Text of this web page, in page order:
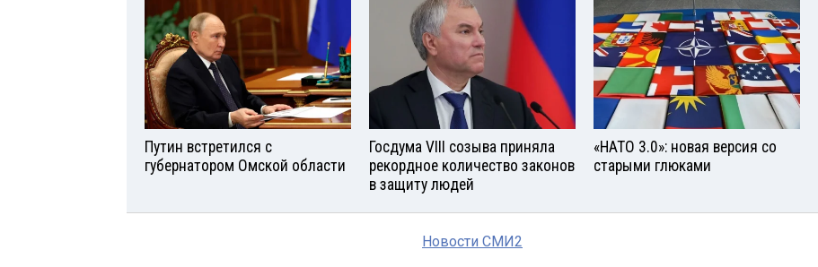
Путин встретился с
губернатором Омской области
Госдума VIII созыва приняла
рекордное количество законов
в защиту людей
«НАТО 3.0»: новая версия со
старыми глюками
Новости СМИ2